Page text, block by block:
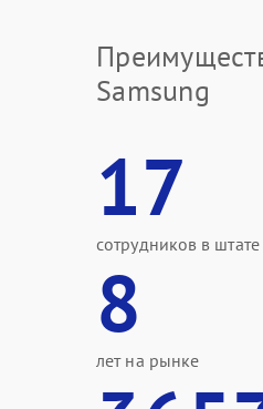
Samsung
17
сотрудников в штате
8
лет на рынке